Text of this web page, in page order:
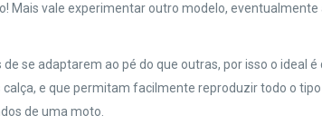
Mais vale experimentar outro modelo, eventualmente
se adaptarem ao pé do que outras, por isso o ideal é
e que permitam facilmente reproduzir todo o tipo
de uma moto.